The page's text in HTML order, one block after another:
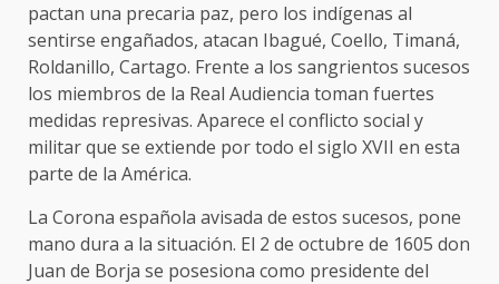
pactan una precaria paz, pero los indígenas al
sentirse engañados, atacan Ibagué, Coello, Timaná,
Roldanillo, Cartago. Frente a los sangrientos sucesos
los miembros de la Real Audiencia toman fuertes
medidas represivas. Aparece el conflicto social y
militar que se extiende por todo el siglo XVII en esta
parte de la América.
La Corona española avisada de estos sucesos, pone
mano dura a la situación. El 2 de octubre de 1605 don
Juan de Borja se posesiona como presidente del